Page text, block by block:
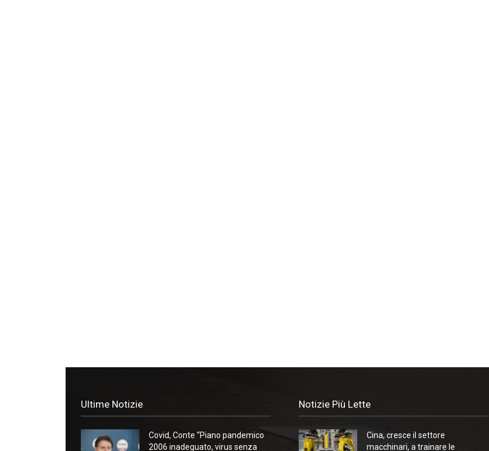
Ultime Notizie
Covid, Conte “Piano pandemico
2006 inadeguato, virus senza
Notizie Più Lette
Cina, cresce il settore
macchinari, a trainare le